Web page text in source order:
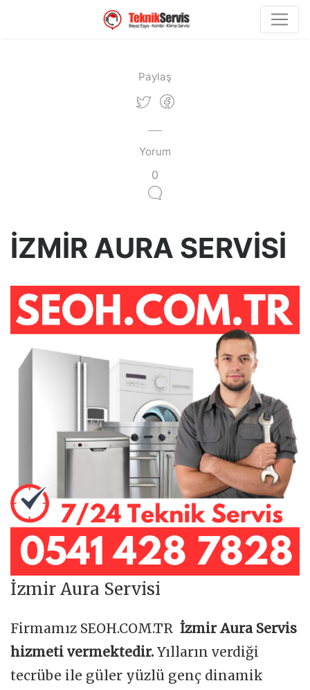
Paylaş
Yorum
0
İZMİR AURA SERVİSİ
İzmir Aura Servisi
Firmamız SEOH.COM.TR İzmir Aura Servis
hizmeti vermektedir. Yılların verdiği
tecrübe ile güler yüzlü genç dinamik